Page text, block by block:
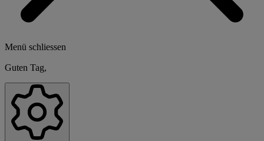
Menü schliessen
Guten Tag,